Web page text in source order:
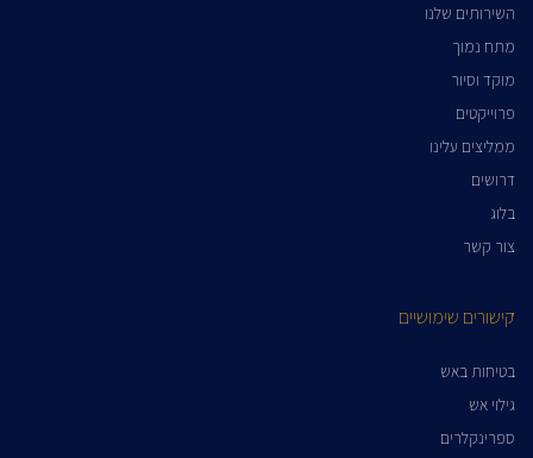
השירותים שלנו
מתח נמוך
מוקד וסיור
פרוייקטים
ממליצים עלינו
דרושים
בלוג
צור קשר
קישורים שימושיים
בטיחות באש
גילוי אש
ספרינקלרים